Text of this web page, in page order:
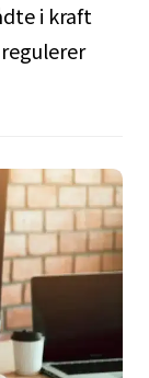
i kraft